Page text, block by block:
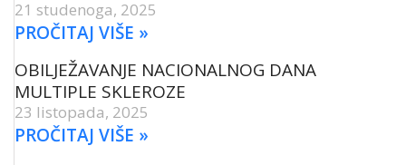
21 studenoga, 2025
PROČITAJ VIŠE »
OBILJEŽAVANJE NACIONALNOG DANA
MULTIPLE SKLEROZE
23 listopada, 2025
PROČITAJ VIŠE »